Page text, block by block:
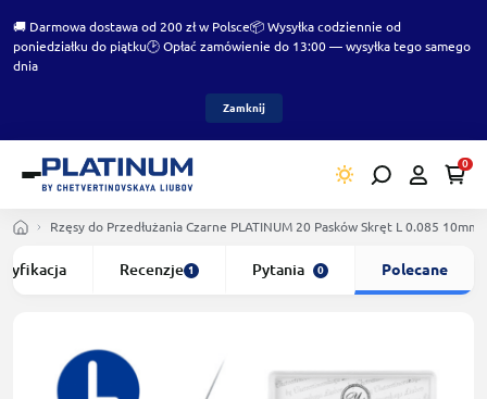
🚚 Darmowa dostawa od 200 zł w Polsce📦 Wysyłka codziennie od
poniedziałku do piątku🕑 Opłać zamówienie do 13:00 — wysyłka tego samego
dnia
Zamknij
0
Rzęsy do Przedłużania Czarne PLATINUM 20 Pasków Skręt L 0.085 10mm
Recenzje 1 Pytania 0 Polecane